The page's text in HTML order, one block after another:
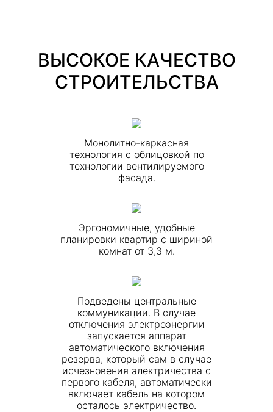
ВЫСОКОЕ КАЧЕСТВО
СТРОИТЕЛЬСТВА
Монолитно-каркасная
технология с облицовкой по
технологии вентилируемого
фасада.
Эргономичные, удобные
планировки квартир с шириной
комнат от 3,3 м.
Подведены центральные
коммуникации. В случае
отключения электроэнергии
запускается аппарат
автоматического включения
резерва, который сам в случае
исчезновения электричества с
первого кабеля, автоматически
включает кабель на котором
осталось электричество.